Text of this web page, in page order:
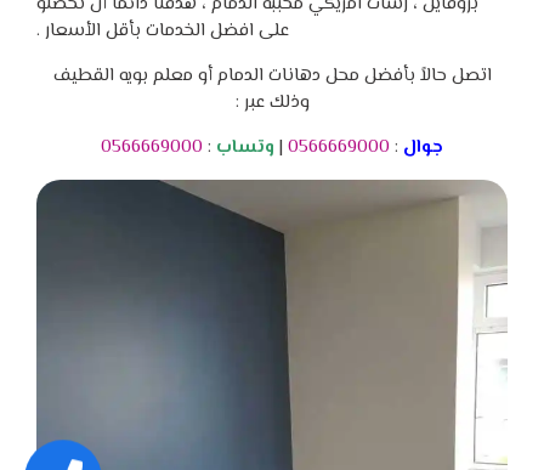
على افضل الخدمات بأقل الأسعار .
اتصل حالاً بأفضل محل دهانات الدمام أو معلم بويه القطيف
وذلك عبر :
جوال :
0566669000
| وتساب :
0566669000